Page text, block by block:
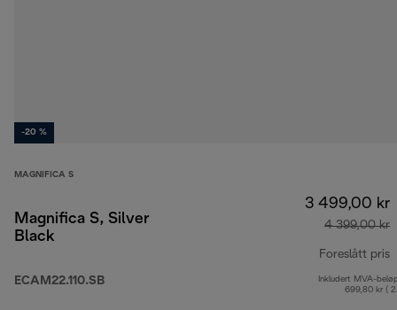
-20 %
MAGNIFICA S
Magnifica S, Silver
Black
ECAM22.110.SB
3 499,00 kr
4 399,00 kr
Foreslått pris
Inkludert MVA-
699,80 kr (